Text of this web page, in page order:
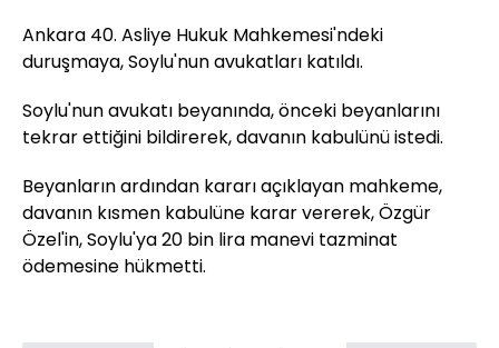
Ankara 40. Asliye Hukuk Mahkemesi'ndeki
duruşmaya, Soylu'nun avukatları katıldı.
Soylu'nun avukatı beyanında, önceki beyanlarını
tekrar ettiğini bildirerek, davanın kabulünü istedi.
Beyanların ardından kararı açıklayan mahkeme,
davanın kısmen kabulüne karar vererek, Özgür
Özel'in, Soylu'ya 20 bin lira manevi tazminat
ödemesine hükmetti.